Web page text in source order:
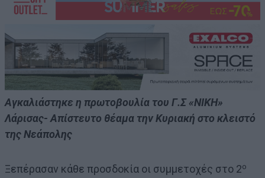
Αγκαλιάστηκε η πρωτοβουλία του Γ.Σ «ΝΙΚΗ»
Λάρισας- Απίστευτο θέαμα την Κυριακή στο κλειστό
της Νεάπολης
Ξεπέρασαν κάθε προσδοκία οι συμμετοχές στο 2ο